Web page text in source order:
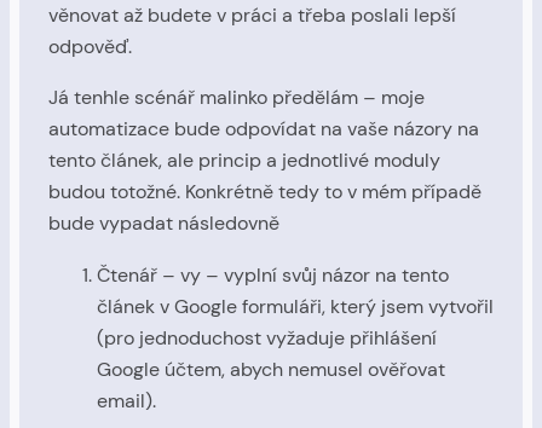
věnovat až budete v práci a třeba poslali lepší
odpověď.
Já tenhle scénář malinko předělám – moje
automatizace bude odpovídat na vaše názory na
tento článek, ale princip a jednotlivé moduly
budou totožné. Konkrétně tedy to v mém případě
bude vypadat následovně
Čtenář – vy – vyplní svůj názor na tento
článek v Google formuláři, který jsem vytvořil
(pro jednoduchost vyžaduje přihlášení
Google účtem, abych nemusel ověřovat
email).